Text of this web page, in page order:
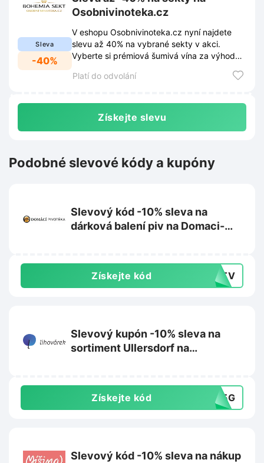
Sleva
-40%
Osobnivinoteka.cz
V eshopu Osobnivinoteka.cz nyní najdete
slevu až 40% na vybrané sekty v akci.
Vyberte si prémiová šumivá vína za výhodné
Platí do odvolání
Získejte slevu
Podobné slevové kódy a kupóny
Slevový kód -10% sleva na
dárková balení piv na Domaci-
Získejte kód FUTV
Slevový kupón -10% sleva na
sortiment Ullersdorf na
Získejte kód 535G
Slevový kód -10% sleva na nákup